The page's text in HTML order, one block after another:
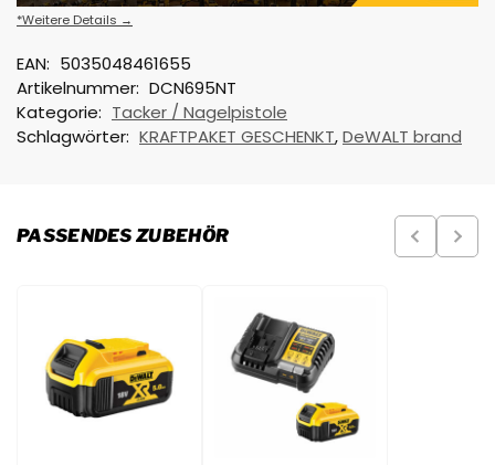
*Weitere Details →
EAN: 5035048461655
Artikelnummer: DCN695NT
Kategorie: Tacker / Nagelpistole
Schlagwörter: KRAFTPAKET GESCHENKT,DeWALT brand
PASSENDES ZUBEHÖR